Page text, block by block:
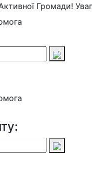
Громади!